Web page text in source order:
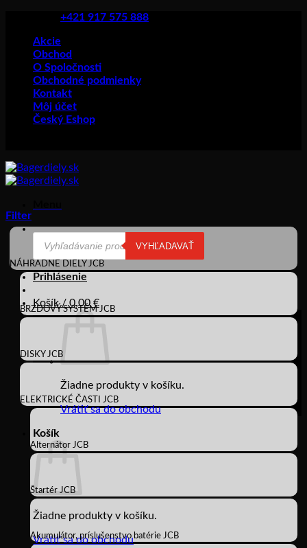
content
+421 917 575 888
Akcie
Obchod
O Spoločnosti
Obchodné podmienky
Kontakt
Môj účet
Český Eshop
Products
search
VYHĽADAVAŤ
Prihlásenie
Košík /0,00€
Žiadne produkty v košíku.
Vrátiť sa do obchodu
Košík
Žiadne produkty v košíku.
Vrátiť sa do obchodu
Filter
NÁHRADNÉ DIELY JCB
BRZDOVÝ SYSTÉM JCB
DISKY JCB
ELEKTRICKÉ ČASTI JCB
Alternátor JCB
Štartér JCB
Akumulátor, príslušenstvo batérie JCB